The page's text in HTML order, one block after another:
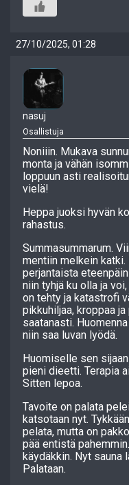
27/10/2025, 01:28
nasuj
Osallistuja
Noniiin. Mukava
monta ja vähän
loppuun asti
vielä!
Heppa juoksi hyvän
rahastus.
Summasummarum.
mentiin melkein
perjantaista
niin tyhjä ku olla ja
on tehty ja katastrofi
pikkuhiljaa, kroppaa
saatanasti.
niin saa luvan lyödä.
Huomiselle sen
pieni dieetti. Terapia
Sitten lepoa.
Tavoite on palata
katsotaan nyt.
pelata, mutta on
pää entistä
käydäkkin. Nyt sauna
Palataan.